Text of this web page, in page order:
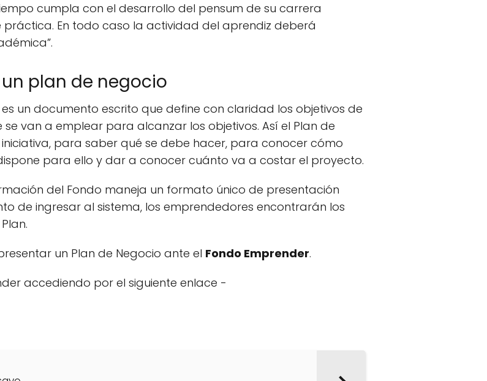
cumpla con el desarrollo del pensum de su carrera
práctica. En todo caso la actividad del aprendiz deberá
plan de negocio
un documento escrito que define con claridad los objetivos de
van a emplear para alcanzar los objetivos. Así el Plan de
para saber qué se debe hacer, para conocer cómo
para ello y dar a conocer cuánto va a costar el proyecto.
del Fondo maneja un formato único de presentación
de ingresar al sistema, los emprendedores encontrarán los
un Plan de Negocio ante el Fondo Emprender.
accediendo por el siguiente enlace -